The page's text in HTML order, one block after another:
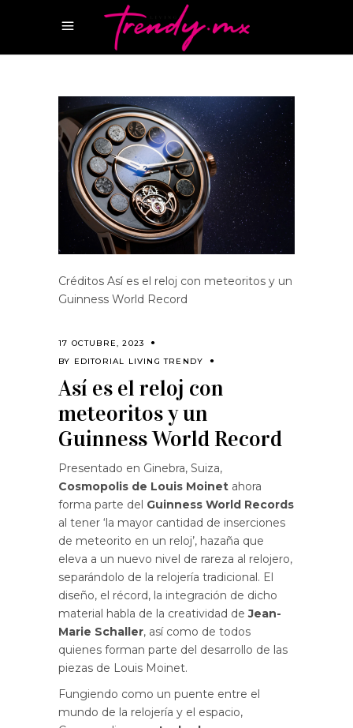
Créditos Así es el reloj con meteoritos y un
Guinness World Record
17 OCTUBRE, 2023
BY EDITORIAL LIVING TRENDY
Así es el reloj con
meteoritos y un
Guinness World Record
Presentado en Ginebra, Suiza,
Cosmopolis de Louis Moinet ahora
forma parte del Guinness World Records
al tener ‘la mayor cantidad de inserciones
de meteorito en un reloj’, hazaña que
eleva a un nuevo nivel de rareza al relojero,
separándolo de la relojería tradicional. El
diseño, el récord, la integración de dicho
material habla de la creatividad de Jean-
Marie Schaller, así como de todos
quienes forman parte del desarrollo de las
piezas de Louis Moinet.
Fungiendo como un puente entre el
mundo de la relojería y el espacio,